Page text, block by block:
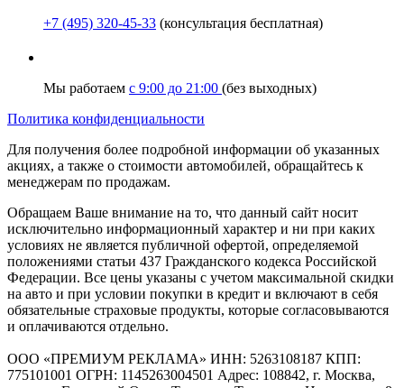
+7 (495) 320-45-33 (консультация бесплатная)
Мы работаем с 9:00 до 21:00 (без выходных)
Политика конфиденциальности
Для получения более подробной информации об указанных
акциях, а также о стоимости автомобилей, обращайтесь к
менеджерам по продажам.
Обращаем Ваше внимание на то, что данный сайт носит
исключительно информационный характер и ни при каких
условиях не является публичной офертой, определяемой
положениями статьи 437 Гражданского кодекса Российской
Федерации. Все цены указаны с учетом максимальной скидки
на авто и при условии покупки в кредит и включают в себя
обязательные страховые продукты, которые согласовываются
и оплачиваются отдельно.
ООО «ПРЕМИУМ РЕКЛАМА» ИНН: 5263108187 КПП:
775101001 ОГРН: 1145263004501 Адрес: 108842, г. Москва,